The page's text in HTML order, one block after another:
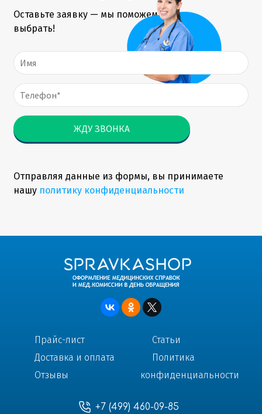
Оставьте заявку — мы поможем
выбрать!
Отправляя данные из формы, вы принимаете
нашу политику конфиденциальности
Прайс-лист
Доставка и оплата
Отзывы
Статьи
Политика
конфиденциальности
+7 (499) 460-09-85